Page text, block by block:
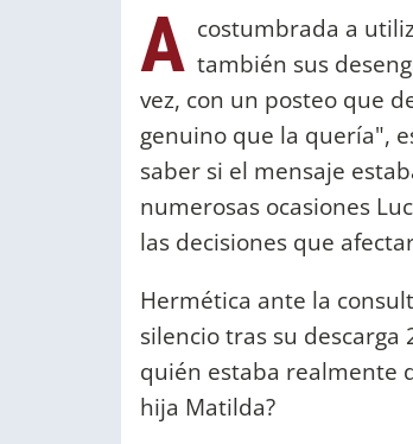
A costumbrada a
también sus
vez, con un posteo que
genuino que la quería",
saber si el mensaje
numerosas ocasiones
las decisiones que
Hermética ante la
silencio tras su
quién estaba realmente
hija Matilda?